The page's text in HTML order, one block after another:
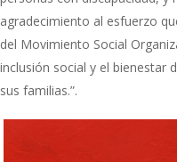
agradecimiento al esfuerzo
del Movimiento Social
inclusión social y el bienestar
sus familias.”.